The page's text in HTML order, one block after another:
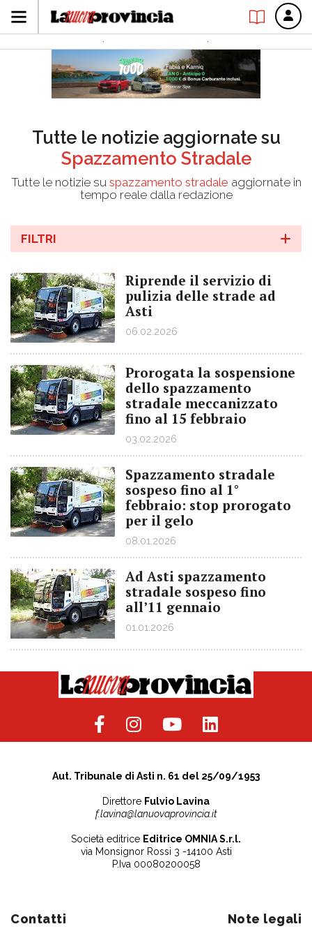
Tutte le notizie aggiornate su
Spazzamento Stradale
Tutte le notizie su spazzamento stradale aggiornate in
tempo reale dalla redazione
FILTRI
Riprende il servizio di
pulizia delle strade ad
Asti
06.02.2026
Prorogata la sospensione
dello spazzamento
stradale meccanizzato
fino al 15 febbraio
03.02.2026
Spazzamento stradale
sospeso fino al 1°
febbraio: stop prorogato
per il gelo
08.01.2026
Ad Asti spazzamento
stradale sospeso fino
all’11 gennaio
01.01.2026
Aut. Tribunale di Asti n. 61 del 25/09/1953
Direttore Fulvio Lavina
f.lavina@lanuovaprovincia.it
Società editrice Editrice OMNIA S.r.l.
via Monsignor Rossi 3 -14100 Asti
P.Iva 00080200058
Contatti Note legali